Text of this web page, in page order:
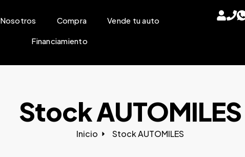
Nosotros Compra Vende tu auto
Financiamiento
Stock AUTOMILES
Inicio Stock AUTOMILES​